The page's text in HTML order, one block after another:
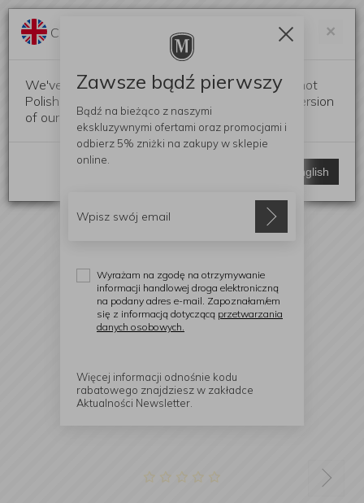
×
Change language?
We've detected that your browser language is not
Polish. Would you like to switch to the English version
of our website?
Switch to English
Zawsze bądź pierwszy
Bądź na bieżąco z naszymi
ekskluzywnymi ofertami oraz promocjami i
odbierz 5% zniżki na zakupy w sklepie
online.
Wyrażam na zgodę na otrzymywanie
informacji handlowej droga elektroniczną
na podany adres e-mail. Zapoznałam/em
się z informacją dotyczącą przetwarzania
danych osobowych.
Więcej informacji odnośnie kodu
rabatowego znajdziesz w zakładce
Aktualności Newsletter.